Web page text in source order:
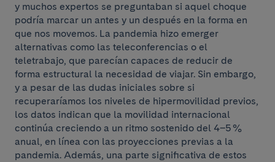
y muchos expertos se preguntaban si aquel choque
podría marcar un antes y un después en la forma en
que nos movemos. La pandemia hizo emerger
alternativas como las teleconferencias o el
teletrabajo, que parecían capaces de reducir de
forma estructural la necesidad de viajar. Sin embargo,
y a pesar de las dudas iniciales sobre si
recuperaríamos los niveles de hipermovilidad previos,
los datos indican que la movilidad internacional
continúa creciendo a un ritmo sostenido del 4–5 %
anual, en línea con las proyecciones previas a la
pandemia. Además, una parte significativa de estos